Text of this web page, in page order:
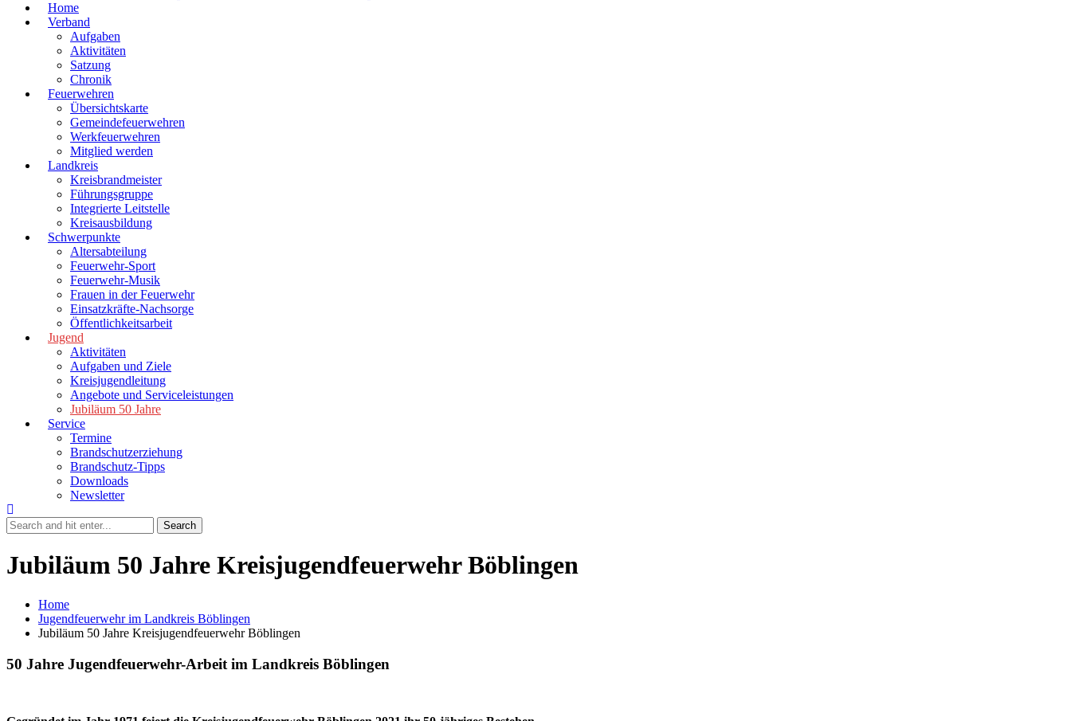
Home
Verband
Aufgaben
Aktivitäten
Satzung
Chronik
Feuerwehren
Übersichtskarte
Gemeindefeuerwehren
Werkfeuerwehren
Mitglied werden
Landkreis
Kreisbrandmeister
Führungsgruppe
Integrierte Leitstelle
Kreisausbildung
Schwerpunkte
Altersabteilung
Feuerwehr-Sport
Feuerwehr-Musik
Frauen in der Feuerwehr
Einsatzkräfte-Nachsorge
Öffentlichkeitsarbeit
Jugend
Aktivitäten
Aufgaben und Ziele
Kreisjugendleitung
Angebote und Serviceleistungen
Jubiläum 50 Jahre
Service
Termine
Brandschutzerziehung
Brandschutz-Tipps
Downloads
Newsletter
Jubiläum 50 Jahre Kreisjugendfeuerwehr Böblingen
Home
Jugendfeuerwehr im Landkreis Böblingen
Jubiläum 50 Jahre Kreisjugendfeuerwehr Böblingen
50 Jahre Jugendfeuerwehr-Arbeit im Landkreis Böblingen